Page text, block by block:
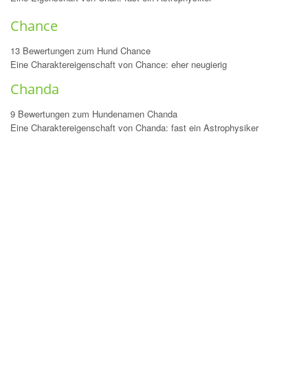
Chance
13 Bewertungen zum Hund Chance
Eine Charaktereigenschaft von Chance: eher neugierig
Chanda
9 Bewertungen zum Hundenamen Chanda
Eine Charaktereigenschaft von Chanda: fast ein Astrophysiker